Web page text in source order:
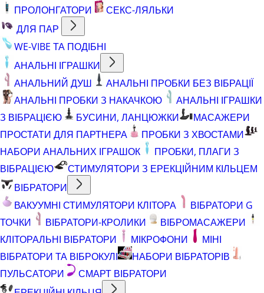
ПРОЛОНГАТОРИ
СЕКС-ЛЯЛЬКИ
ДЛЯ ПАР
WE-VIBE ТА ПОДІБНІ
АНАЛЬНІ ІГРАШКИ
АНАЛЬНИЙ ДУШ
АНАЛЬНІ ПРОБКИ БЕЗ ВІБРАЦІЇ
АНАЛЬНІ ПРОБКИ З НАКАЧКОЮ
АНАЛЬНІ ІГРАШКИ
З ВІБРАЦІЄЮ
БУСИНИ, ЛАНЦЮЖКИ
МАСАЖЕРИ
ПРОСТАТИ ДЛЯ ПАРТНЕРА
ПРОБКИ З ХВОСТАМИ
НАБОРИ АНАЛЬНИХ ІГРАШОК
ПРОБКИ, ПЛАГИ З
ВІБРАЦІЄЮ
СТИМУЛЯТОРИ З ЕРЕКЦІЙНИМ КІЛЬЦЕМ
ВІБРАТОРИ
ВАКУУМНІ СТИМУЛЯТОРИ КЛІТОРА
ВІБРАТОРИ G
ТОЧКИ
ВІБРАТОРИ-КРОЛИКИ
ВІБРОМАСАЖЕРИ
КЛІТОРАЛЬНІ ВІБРАТОРИ
МІКРОФОНИ
МІНІ
ВІБРАТОРИ ТА ВІБРОКУЛІ
НАБОРИ ВІБРАТОРІВ
ПУЛЬСАТОРИ
СМАРТ ВІБРАТОРИ